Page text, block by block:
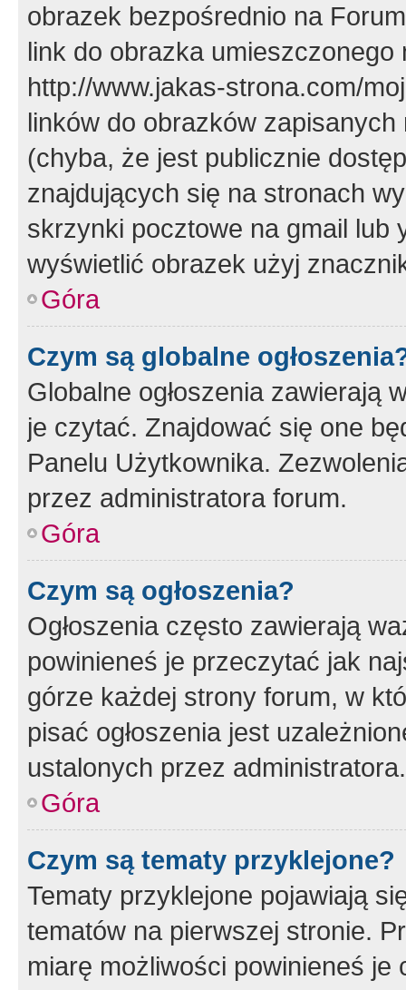
obrazek bezpośrednio na
link do obrazka
http://www.jakas-strona.com/
linków do obrazków
(chyba, że jest publicznie
znajdujących się na stronach
skrzynki pocztowe na gmail lub
wyświetlić obrazek użyj
Góra
Czym są globalne
Globalne ogłoszenia zawierają
je czytać. Znajdować się one
Panelu Użytkownika.
przez administratora forum.
Góra
Czym są ogłoszenia?
Ogłoszenia często zawierają
powinieneś je przeczytać jak
górze każdej strony forum, w
pisać ogłoszenia jest
ustalonych przez administratora.
Góra
Czym są tematy przyklejone?
Tematy przyklejone pojawiają
tematów na pierwszej stronie.
miarę możliwości powinieneś je